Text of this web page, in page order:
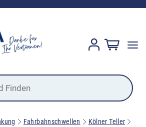
Fahrbahnschwellen
Kölner Teller